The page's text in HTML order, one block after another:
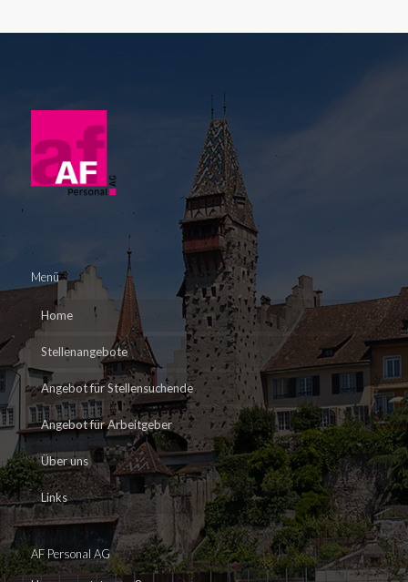
Menü
Home
Stellenangebote
Angebot für Stellensuchende
Angebot für Arbeitgeber
Über uns
Links
AF Personal AG